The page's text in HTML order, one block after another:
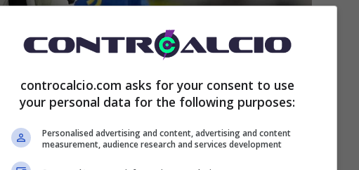
controcalcio.com asks for your consent to use
your personal data for the following purposes:
Personalised advertising and content, advertising and content
measurement, audience research and services development